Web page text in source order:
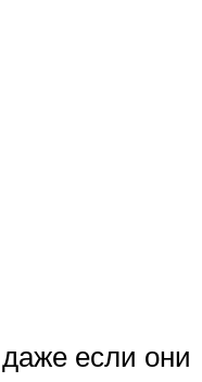
если они